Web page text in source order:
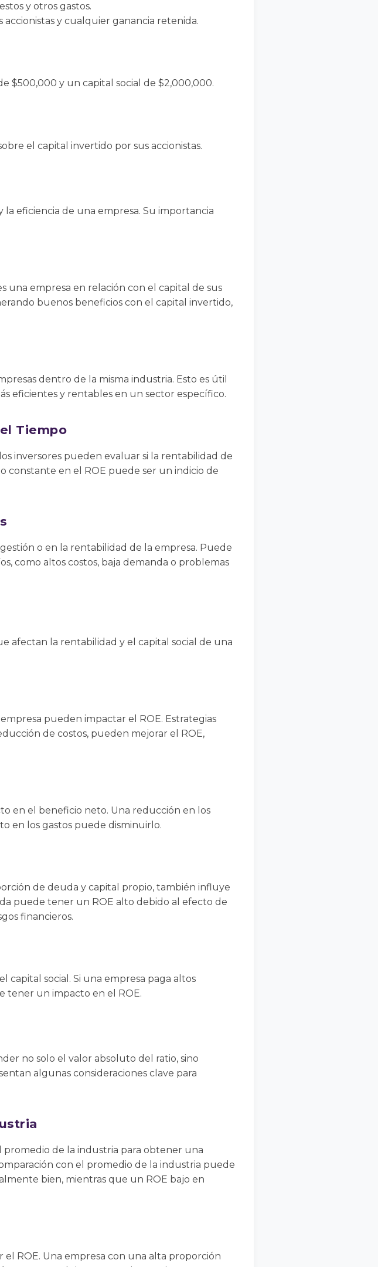
y otros gastos.
y cualquier ganancia retenida.
$500,000 y un capital social de $2,000,000.
el capital invertido por sus accionistas.
eficiencia de una empresa. Su importancia
una empresa en relación con el capital de sus
buenos beneficios con el capital invertido,
dentro de la misma industria. Esto es útil
eficientes y rentables en un sector específico.
Tiempo
inversores pueden evaluar si la rentabilidad de
constante en el ROE puede ser un indicio de
o en la rentabilidad de la empresa. Puede
como altos costos, baja demanda o problemas
afectan la rentabilidad y el capital social de una
pueden impactar el ROE. Estrategias
de costos, pueden mejorar el ROE,
en el beneficio neto. Una reducción en los
en los gastos puede disminuirlo.
de deuda y capital propio, también influye
puede tener un ROE alto debido al efecto de
financieros.
capital social. Si una empresa paga altos
tener un impacto en el ROE.
no solo el valor absoluto del ratio, sino
algunas consideraciones clave para
de la industria para obtener una
con el promedio de la industria puede
bien, mientras que un ROE bajo en
ROE. Una empresa con una alta proporción